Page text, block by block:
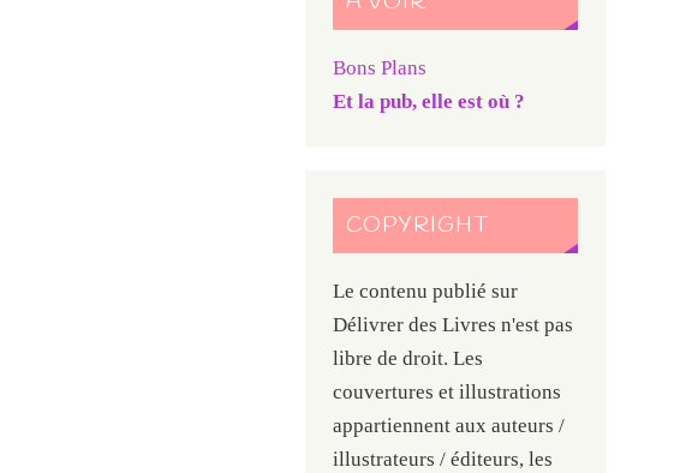
Bons Plans
Et la pub, elle est où ?
COPYRIGHT
Le contenu publié sur
Délivrer des Livres n'est pas
libre de droit. Les
couvertures et illustrations
appartiennent aux auteurs /
illustrateurs / éditeurs, les